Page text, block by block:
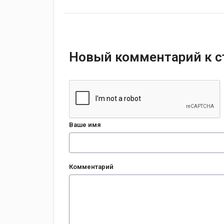
Новый комментарий к
Ваше имя
Комментарий